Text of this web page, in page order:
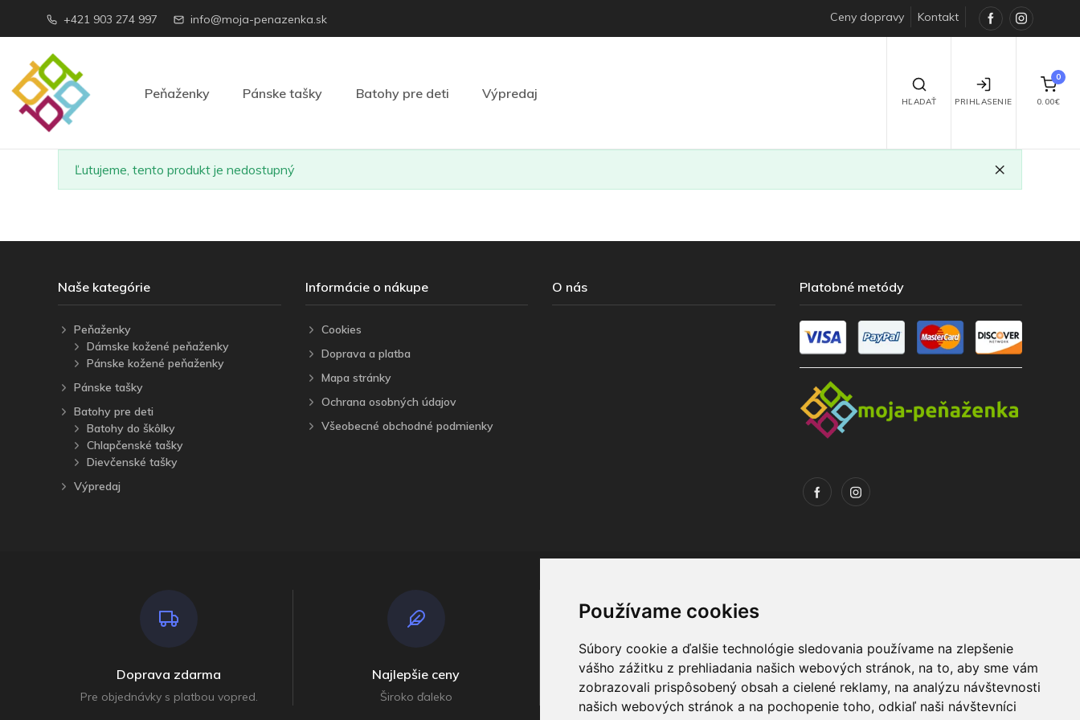
Používame cookies
Súbory cookie a ďalšie technológie sledovania používame na zlepšenie
vášho zážitku z prehliadania našich webových stránok, na to, aby sme vám
zobrazovali prispôsobený obsah a cielené reklamy, na analýzu návštevnosti
našich webových stránok a na pochopenie toho, odkiaľ naši návštevníci
+421 903 274 997 info@moja-penazenka.sk Ceny dopravy Kontakt Facebook
Peňaženky Pánske tašky Batohy pre deti Výpredaj
HĽADAŤ PRIHLASENIE
0
0.00€
×
Ľutujeme, tento produkt je nedostupný
Naše kategórie
Peňaženky
Dámske kožené peňaženky
Pánske kožené peňaženky
Pánske tašky
Batohy pre deti
Batohy do škôlky
Chlapčenské tašky
Dievčenské tašky
Výpredaj
Informácie o nákupe
Cookies
Doprava a platba
Mapa stránky
Ochrana osobných údajov
Všeobecné obchodné podmienky
O nás Platobné metódy
Doprava zdarma
Pre objednávky s platbou vopred.
Najlepšie ceny
Široko ďaleko
Odosielame
V príebehu do 4 dní
Máte otázky ?
+421 903 274 997